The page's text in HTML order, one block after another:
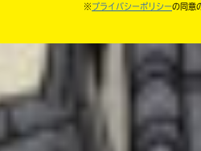
・キャンペーン開催中は、投
・ポプラ社の宣伝物で紹介さ
よ。
きこんでいたり、字がまちが
※ プライバシーポリシーの同意